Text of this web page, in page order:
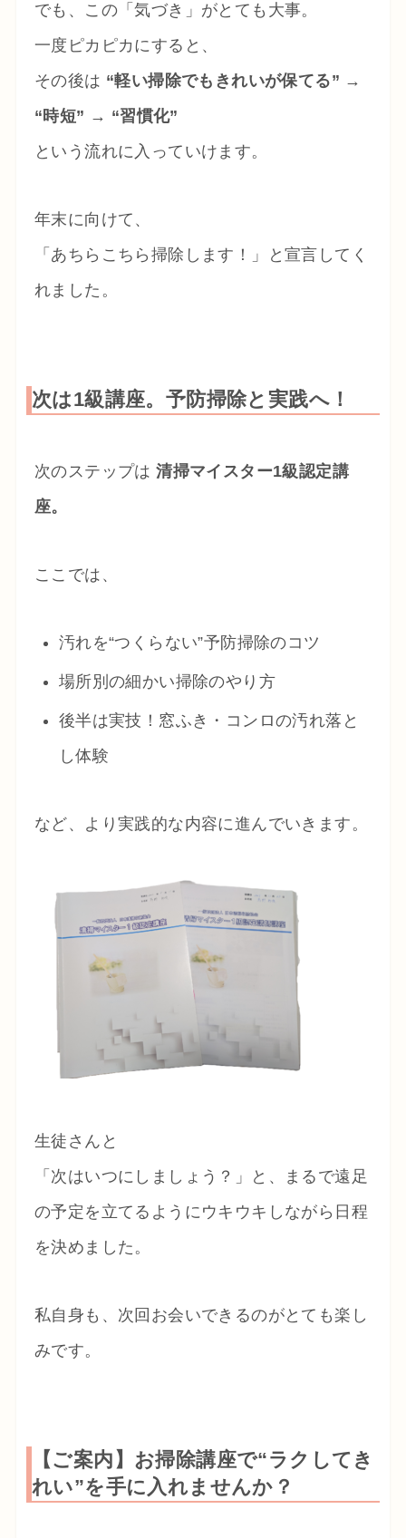
でも、この「気づき」がとても大事。
一度ピカピカにすると、
その後は “軽い掃除でもきれいが保てる” →
“時短” → “習慣化”
という流れに入っていけます。
年末に向けて、
「あちらこちら掃除します！」と宣言してく
れました。
次は1級講座。予防掃除と実践へ！
次のステップは清掃マイスター1級認定講
座。
ここでは、
汚れを“つくらない”予防掃除のコツ
場所別の細かい掃除のやり方
後半は実技！窓ふき・コンロの汚れ落と
し体験
など、より実践的な内容に進んでいきます。
生徒さんと
「次はいつにしましょう？」と、まるで遠足
の予定を立てるようにウキウキしながら日程
を決めました。
私自身も、次回お会いできるのがとても楽し
みです。
【ご案内】お掃除講座で“ラクしてき
れい”を手に入れませんか？